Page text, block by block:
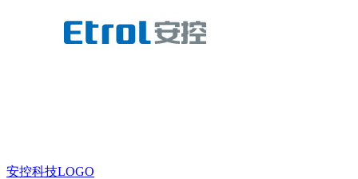
安控科技LOGO